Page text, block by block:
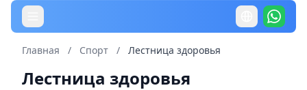
Главная / Спорт / Лестница здоровья
Лестница здоровья